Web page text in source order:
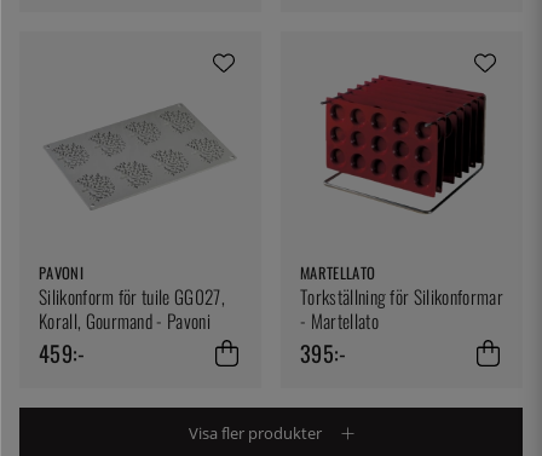
PAVONI
Silikonform för tuile GG027,
Korall, Gourmand - Pavoni
459:-
MARTELLATO
Torkställning för Silikonformar
- Martellato
395:-
Visa fler produkter